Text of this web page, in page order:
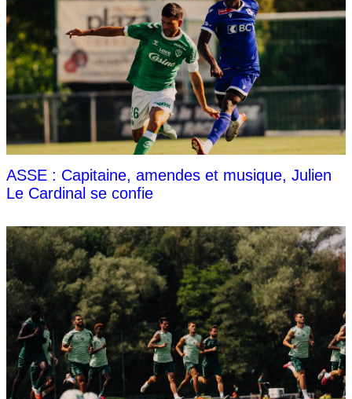
ASSE : Capitaine, amendes et musique, Julien
Le Cardinal se confie